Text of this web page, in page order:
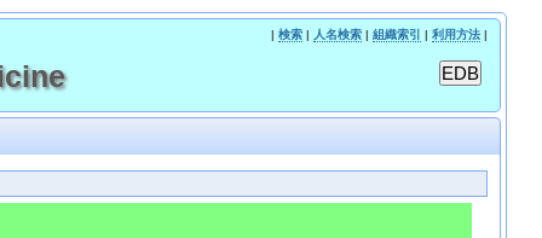
| 検索| 人名検索| 組織索引 | 利用方法|